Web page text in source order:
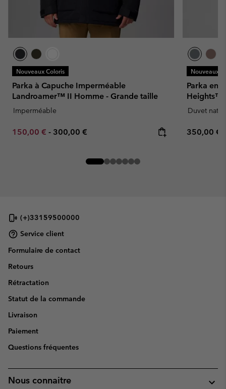
Nouveaux Coloris
Parka à Capuche Imperméable
Landroamer™ II Homme - Grande taille
Imperméable
Minimum sale price:
150,00 € - Maximum price:
300,00 €
Nouveaux
Parka en
Heights™
Duvet
Regular
350,00 €
(+)33159500000
Service client
Formulaire de contact
Retours
Rétractation
Statut de la commande
Livraison
Paiement
Questions fréquentes
Nous connaitre